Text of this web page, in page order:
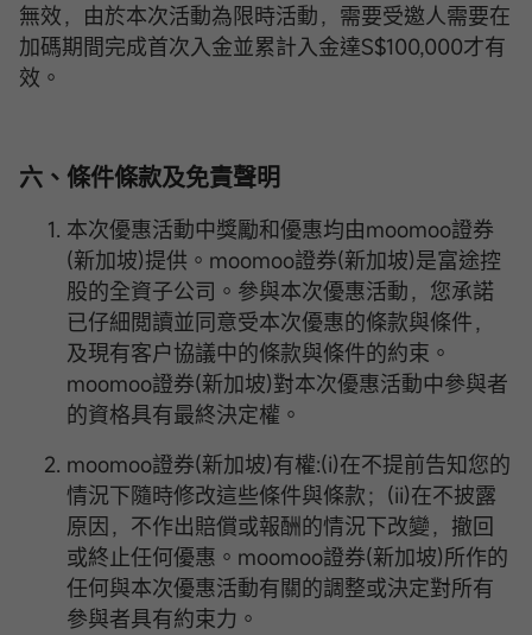
無效，由於本次活動為限時活動，需要受邀人需要在
加碼期間完成首次入金並累計入金達S$100,000才有
效。
六、條件條款及免責聲明
本次優惠活動中獎勵和優惠均由moomoo證券
(新加坡)提供。moomoo證券(新加坡)是富途控
股的全資子公司。參與本次優惠活動，您承諾
已仔細閲讀並同意受本次優惠的條款與條件，
及現有客户協議中的條款與條件的約束。
moomoo證券(新加坡)對本次優惠活動中參與者
的資格具有最終決定權。
moomoo證券(新加坡)有權:(i)在不提前告知您的
情況下隨時修改這些條件與條款；(ii)在不披露
原因，不作出賠償或報酬的情況下改變，撤回
或終止任何優惠。moomoo證券(新加坡)所作的
任何與本次優惠活動有關的調整或決定對所有
參與者具有約束力。